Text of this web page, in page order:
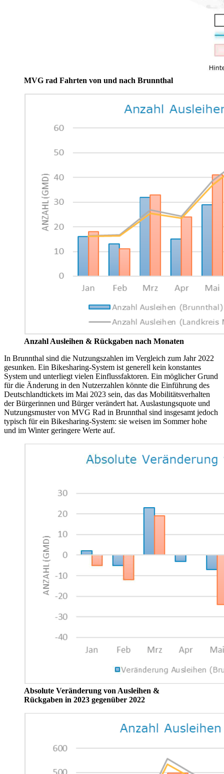
MVG rad Fahrten von und nach Brunnthal
Anzahl Ausleihen & Rückgaben nach Monaten
In Brunnthal sind die Nutzungszahlen im Vergleich zum Jahr 2022
gesunken. Ein Bikesharing-System ist generell kein konstantes
System und unterliegt vielen Einflussfaktoren. Ein möglicher Grund
für die Änderung in den Nutzerzahlen könnte die Einführung des
Deutschlandtickets im Mai 2023 sein, das das Mobilitätsverhalten
der Bürgerinnen und Bürger verändert hat. Auslastungsquote und
Nutzungsmuster von MVG Rad in Brunnthal sind insgesamt jedoch
typisch für ein Bikesharing-System: sie weisen im Sommer hohe
und im Winter geringere Werte auf.
Absolute Veränderung von Ausleihen &
Rückgaben in 2023 gegenüber 2022